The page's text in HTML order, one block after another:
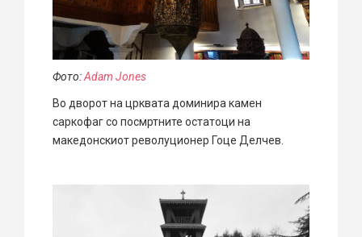
Фото:Adam Jones
Во дворот на црквата доминира камен
саркофаг со посмртните остатоци на
македонскиот револуционер Гоце Делчев.